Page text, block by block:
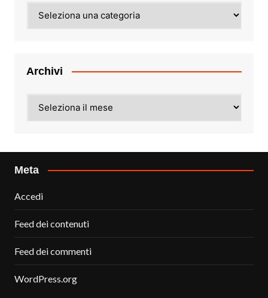
Archivi
Meta
Accedi
Feed dei contenuti
Feed dei commenti
WordPress.org